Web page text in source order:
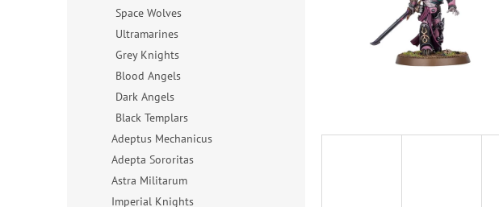
Space Wolves
Ultramarines
Grey Knights
Blood Angels
Dark Angels
Black Templars
Adeptus Mechanicus
Adepta Sororitas
Astra Militarum
Imperial Knights